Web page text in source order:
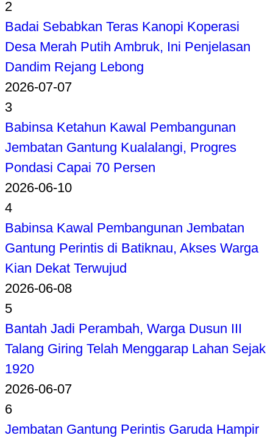
2
Badai Sebabkan Teras Kanopi Koperasi
Desa Merah Putih Ambruk, Ini Penjelasan
Dandim Rejang Lebong
2026-07-07
3
Babinsa Ketahun Kawal Pembangunan
Jembatan Gantung Kualalangi, Progres
Pondasi Capai 70 Persen
2026-06-10
4
Babinsa Kawal Pembangunan Jembatan
Gantung Perintis di Batiknau, Akses Warga
Kian Dekat Terwujud
2026-06-08
5
Bantah Jadi Perambah, Warga Dusun III
Talang Giring Telah Menggarap Lahan Sejak
1920
2026-06-07
6
Jembatan Gantung Perintis Garuda Hampir